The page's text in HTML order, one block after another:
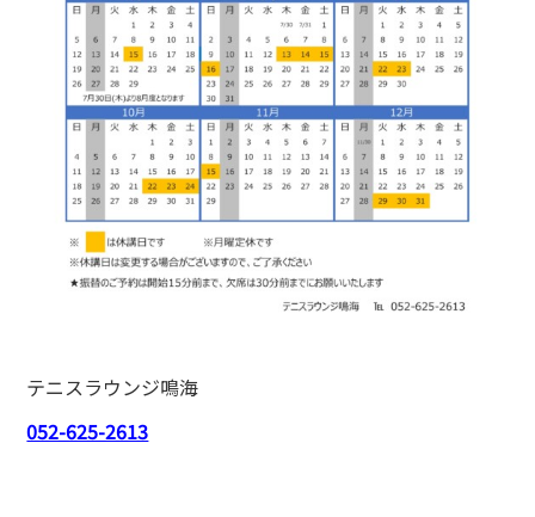
テニスラウンジ鳴海
052-625-2613